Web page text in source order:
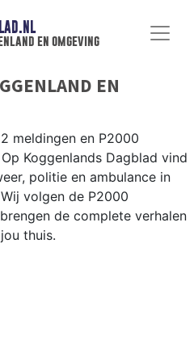
en omgeving
EN
meldingen en P2000
Koggenlands Dagblad vind
politie en ambulance in
volgen de P2000
de complete verhalen
thuis.